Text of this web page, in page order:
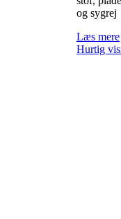
og sygrej
Læs mere
Hurtig